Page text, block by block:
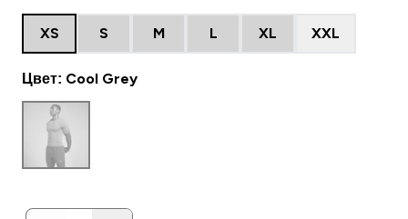
XS S M L XL XXL
Цвет: Cool Grey